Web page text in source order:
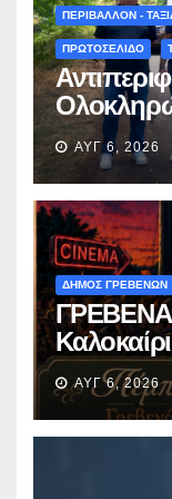
(audio)
ΠΕΡΙΒΑΛΛΟΝ -
ΠΡΩΤΟΣΕΛΙΔΟ
Περιβόλι
ΑΥΓ 6, 2026
ΔΗΜΟΣ ΓΡΕΒΕΝΩΝ
ΓΡΕΒΕΝΑ
με την
«Μικρές
ΑΥΓ 6, 2026